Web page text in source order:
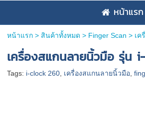
หน้าแรก
หน้าแรก> สินค้าทั้งหมด > Finger Scan > เค
เครื่องสแกนลายนิ้วมือ รุ่น
Tags: i-clock 260 เครื่องสแกนลายนิ้วมือ